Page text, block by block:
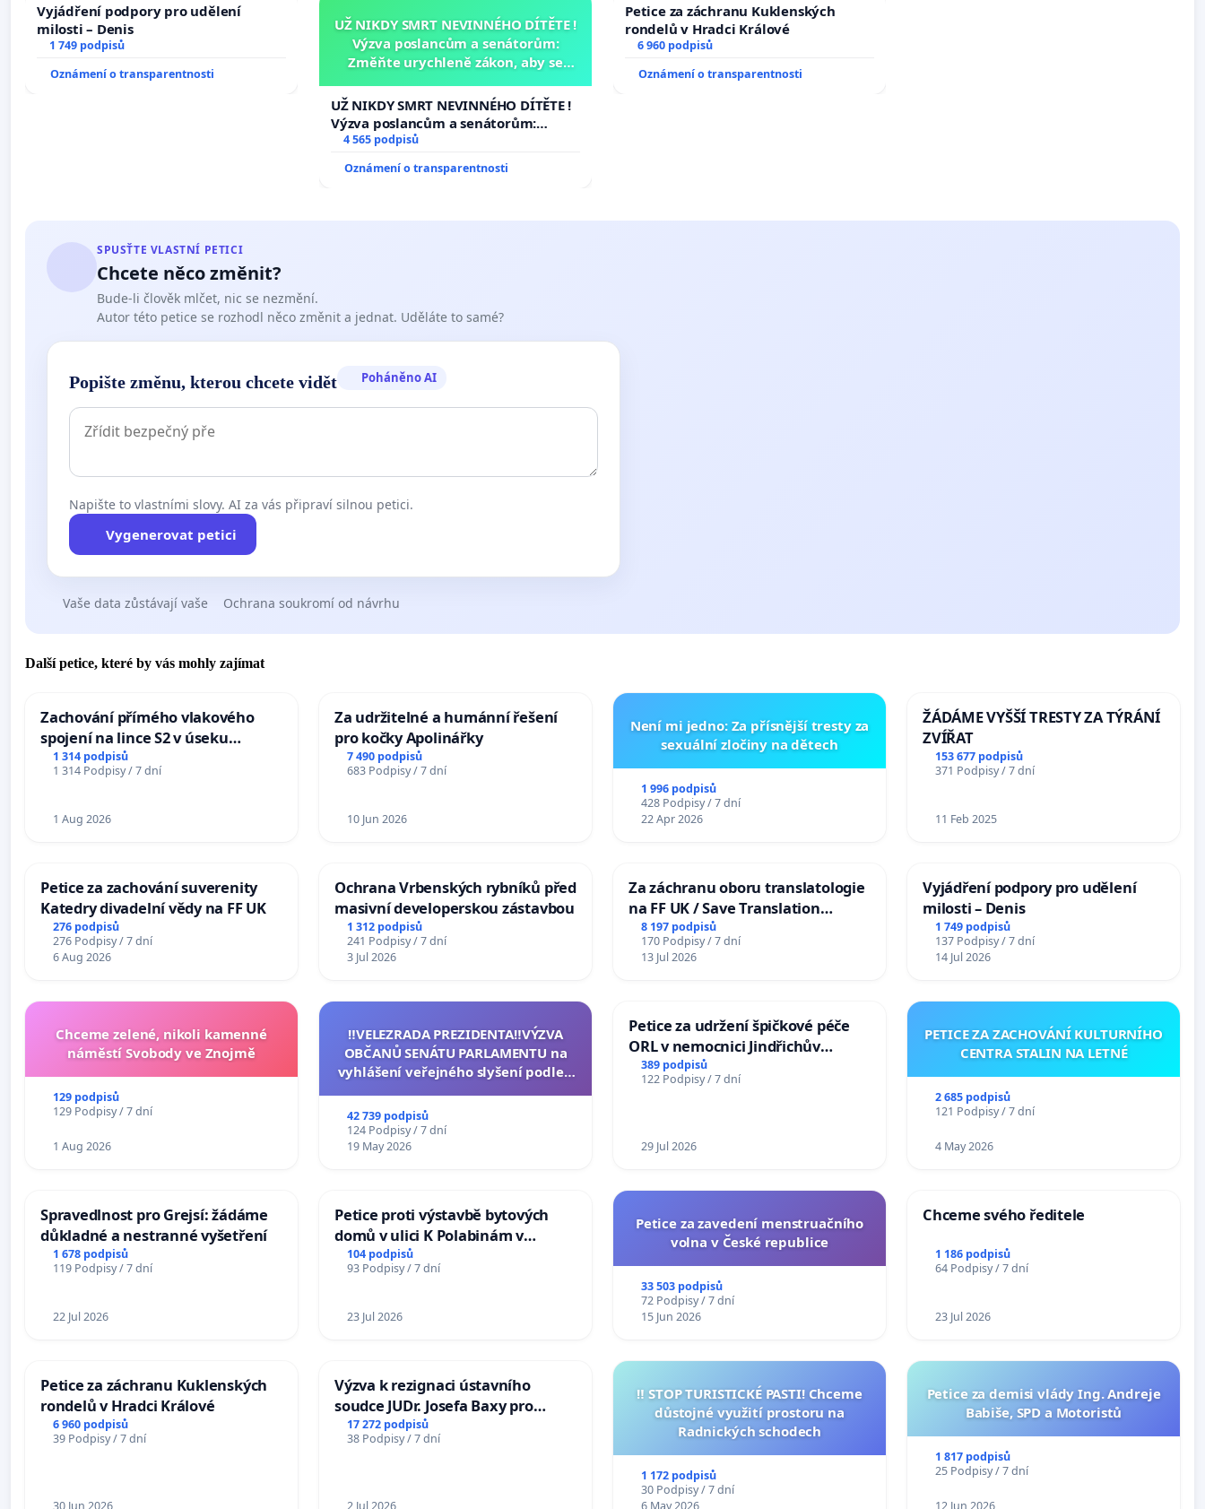
Vyjádření podpory pro udělení
milosti – Denis
1 749 podpisů
Oznámení o transparentnosti
UŽ NIKDY SMRT NEVINNÉHO DÍTĚTE !
Výzva poslancům a senátorům:
Změňte urychleně zákon, aby se
opakovat!
UŽ NIKDY SMRT NEVINNÉHO DÍTĚTE !
Výzva poslancům a senátorům:
Změňte urychleně zákon, aby se
opakovat!
4 565 podpisů
Oznámení o transparentnosti
Petice za záchranu Kuklenských
rondelů v Hradci Králové
6 960 podpisů
Oznámení o transparentnosti
SPUSŤTE VLASTNÍ PETICI
Chcete něco změnit?
Bude-li člověk mlčet, nic se nezmění.
Autor této petice se rozhodl něco změnit a jednat. Uděláte to samé?
Popište změnu, kterou chcete vidět Poháněno AI
Napište to vlastními slovy. AI za vás připraví silnou petici.
Vygenerovat petici
Vaše data zůstávají vaše Ochrana soukromí od návrhu
Další petice, které by vás mohly zajímat
Zachování přímého vlakového
spojení na lince S2 v úseku
Ostrava – Bohumín – Karviná –
Mosty u Jablunkova
1 314 podpisů
1 314 Podpisy / 7 dní
1 Aug 2026
Za udržitelné a humánní řešení
pro kočky Apolinářky
7 490 podpisů
683 Podpisy / 7 dní
10 Jun 2026
Není mi jedno: Za přísnější tresty za
sexuální zločiny na dětech
1 996 podpisů
428 Podpisy / 7 dní
22 Apr 2026
ŽÁDÁME VYŠŠÍ TRESTY ZA TÝRÁNÍ
ZVÍŘAT
153 677 podpisů
371 Podpisy / 7 dní
11 Feb 2025
Petice za zachování suverenity
Katedry divadelní vědy na FF UK
276 podpisů
276 Podpisy / 7 dní
6 Aug 2026
Ochrana Vrbenských rybníků před
masivní developerskou zástavbou
1 312 podpisů
241 Podpisy / 7 dní
3 Jul 2026
Za záchranu oboru translatologie
na FF UK / Save Translation
Studies at the Faculty of Arts,
Charles University
8 197 podpisů
170 Podpisy / 7 dní
13 Jul 2026
Vyjádření podpory pro udělení
milosti – Denis
1 749 podpisů
137 Podpisy / 7 dní
14 Jul 2026
Chceme zelené, nikoli kamenné
náměstí Svobody ve Znojmě
129 podpisů
129 Podpisy / 7 dní
1 Aug 2026
‼️VELEZRADA PREZIDENTA‼️VÝZVA
OBČANŮ SENÁTU PARLAMENTU na
vyhlášení veřejného slyšení podle §
na přijetí usnesení k podání ústavní
žaloby na prezidenta republiky
42 739 podpisů
124 Podpisy / 7 dní
19 May 2026
Petice za udržení špičkové péče
ORL v nemocnici Jindřichův
Hradec
389 podpisů
122 Podpisy / 7 dní
29 Jul 2026
PETICE ZA ZACHOVÁNÍ KULTURNÍHO
CENTRA STALIN NA LETNÉ
2 685 podpisů
121 Podpisy / 7 dní
4 May 2026
Spravedlnost pro Grejsí: žádáme
důkladné a nestranné vyšetření
1 678 podpisů
119 Podpisy / 7 dní
22 Jul 2026
Petice proti výstavbě bytových
domů v ulici K Polabinám v
Pardubicích
104 podpisů
93 Podpisy / 7 dní
23 Jul 2026
Petice za zavedení menstruačního
volna v České republice
33 503 podpisů
72 Podpisy / 7 dní
15 Jun 2026
Chceme svého ředitele
1 186 podpisů
64 Podpisy / 7 dní
23 Jul 2026
Petice za záchranu Kuklenských
rondelů v Hradci Králové
6 960 podpisů
39 Podpisy / 7 dní
30 Jun 2026
Výzva k rezignaci ústavního
soudce JUDr. Josefa Baxy pro
ohrožení důvěry ve spravedlivý
proces
17 272 podpisů
38 Podpisy / 7 dní
2 Jul 2026
‼️ STOP TURISTICKÉ PASTI! Chceme
důstojné využití prostoru na
Radnických schodech
1 172 podpisů
30 Podpisy / 7 dní
6 May 2026
Petice za demisi vlády Ing. Andreje
Babiše, SPD a Motoristů
1 817 podpisů
25 Podpisy / 7 dní
12 Jun 2026